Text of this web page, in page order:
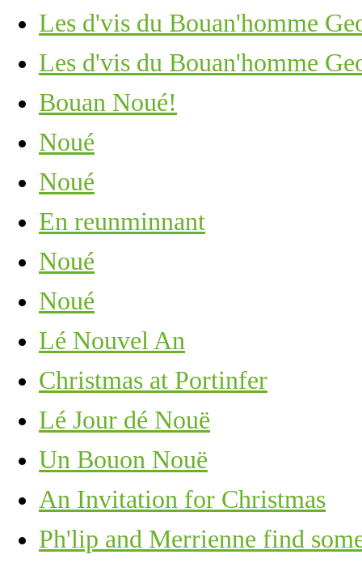
Les d'vis du Bouan'homme
Les d'vis du Bouan'homme
Bouan Noué!
Noué
Noué
En reunminnant
Noué
Noué
Lé Nouvel An
Christmas at Portinfer
Lé Jour dé Nouë
Un Bouon Nouë
An Invitation for Christmas
Ph'lip and Merrienne find